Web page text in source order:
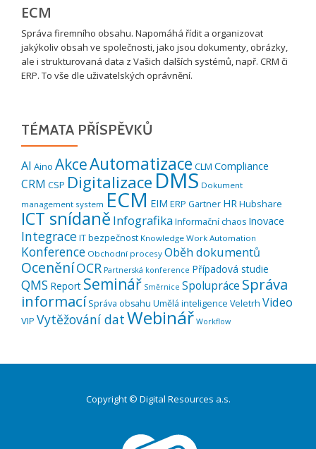
ECM
Správa firemního obsahu. Napomáhá řídit a organizovat
jakýkoliv obsah ve společnosti, jako jsou dokumenty, obrázky,
ale i strukturovaná data z Vašich dalších systémů, např. CRM či
ERP. To vše dle uživatelských oprávnění.
TÉMATA PŘÍSPĚVKŮ
AI Aino AkceAutomatizace CLM Compliance
CRM CSP Digitalizace DMS Dokument
management system ECM EIM ERP Gartner HR Hubshare
ICT snídaně InfografikaInformační chaos Inovace
IntegraceIT bezpečnost Knowledge Work Automation
Konference Obchodní procesy Oběh dokumentů
OceněníOCR Partnerská konference Případová studie
QMS Report Seminář Směrnice Spolupráce Správa
informací Správa obsahu Umělá inteligence Veletrh Video
VIP Vytěžování datWebinář Workflow
Copyright © Digital Resources a.s.